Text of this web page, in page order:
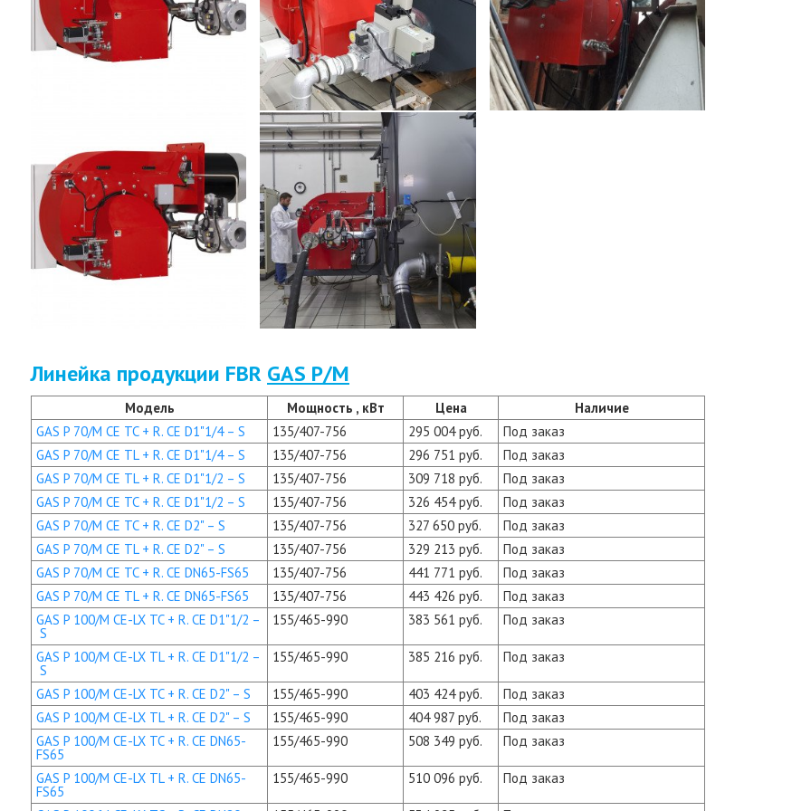
Линейка продукции FBR GAS P/M
Модель Мощность , кВт Цена
Наличие
GAS P 70/M CE TC + R. CE D1"1/4 – S
135/407-756 295 004 руб.
Под заказ
GAS P 70/M CE TL + R. CE D1"1/4 – S
135/407-756 296 751 руб.
Под заказ
GAS P 70/M CE TL + R. CE D1"1/2 – S
135/407-756 309 718 руб.
Под заказ
GAS P 70/M CE TC + R. CE D1"1/2 – S
135/407-756 326 454 руб.
Под заказ
GAS P 70/M CE TC + R. CE D2" – S
135/407-756 327 650 руб.
Под заказ
GAS P 70/M CE TL + R. CE D2" – S
135/407-756 329 213 руб.
Под заказ
GAS P 70/M CE TC + R. CE DN65-FS65
135/407-756 441 771 руб.
Под заказ
GAS P 70/M CE TL + R. CE DN65-FS65
135/407-756 443 426 руб.
Под заказ
GAS P 100/M CE-LX TC + R. CE D1"1/2 –
S
155/465-990 383 561 руб. Под заказ
GAS P 100/M CE-LX TL + R. CE D1"1/2 –
S
155/465-990 385 216 руб. Под заказ
GAS P 100/M CE-LX TC + R. CE D2" – S 155/465-990 403 424 руб.
Под заказ
GAS P 100/M CE-LX TL + R. CE D2" – S
155/465-990 404 987 руб.
Под заказ
GAS P 100/M CE-LX TC + R. CE DN65-
FS65
155/465-990 508 349 руб. Под заказ
GAS P 100/M CE-LX TL + R. CE DN65-
FS65
155/465-990 510 096 руб. Под заказ